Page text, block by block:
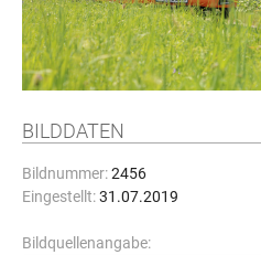
BILDDATEN
Bildnummer:2456
Eingestellt:31.07.2019
Bildquellenangabe: